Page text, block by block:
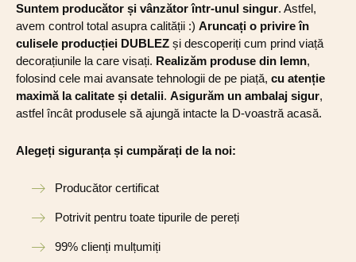
Suntem producător și vânzător într-unul singur. Astfel,
avem control total asupra calității :) Aruncați o privire în
culisele producției DUBLEZ și descoperiți cum prind viață
decorațiunile la care visați. Realizăm produse din lemn,
folosind cele mai avansate tehnologii de pe piață, cu atenție
maximă la calitate și detalii. Asigurăm un ambalaj sigur,
astfel încât produsele să ajungă intacte la D-voastră acasă.
Alegeți siguranța și cumpărați de la noi:
Producător certificat
Potrivit pentru toate tipurile de pereți
99% clienți mulțumiți